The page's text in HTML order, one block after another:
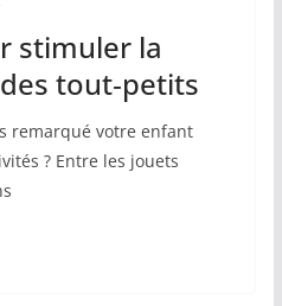
stimuler la
tout‐petits
remarqué votre enfant
? Entre les jouets